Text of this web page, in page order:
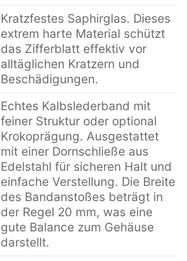
Kratzfestes Saphirglas. Dieses
extrem harte Material schützt
das Zifferblatt effektiv vor
alltäglichen Kratzern und
Beschädigungen.
Echtes Kalbslederband mit
feiner Struktur oder optional
Krokoprägung. Ausgestattet
mit einer Dornschließe aus
Edelstahl für sicheren Halt und
einfache Verstellung. Die Breite
des Bandanstoßes beträgt in
der Regel 20 mm, was eine
gute Balance zum Gehäuse
darstellt.